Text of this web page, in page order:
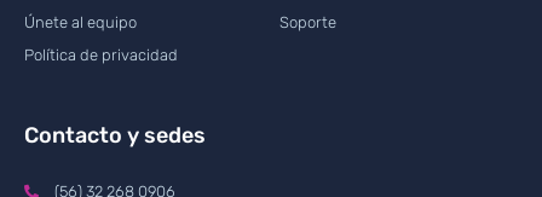
Únete al equipo
Política de privacidad
Soporte
Contacto y sedes
(56) 32 268 0906